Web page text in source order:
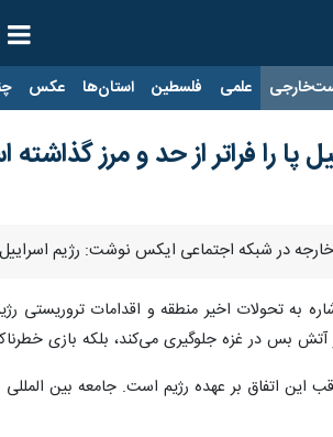
علمی فلسطین استان‌ها عکس
پا را فراتر از حد و مرز
در شبکه اجتماعی ایکس نوشت: رژیم
به تحولات اخیر منطقه و اقدامات تروریستی
آتش بس در غزه جلوگیری می‌کند، بلکه بازی
این اتفاق بر عهده رژیم است. جامعه بین